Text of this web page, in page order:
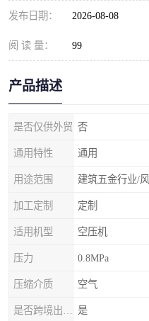
发布日期： 2026-08-08
阅 读 量： 99
产品描述
是否仅供外贸 否
通用特性 通用
用途范围 建筑五金行业/
加工定制 定制
适用机型 空压机
压力 0.8MPa
压缩介质 空气
是